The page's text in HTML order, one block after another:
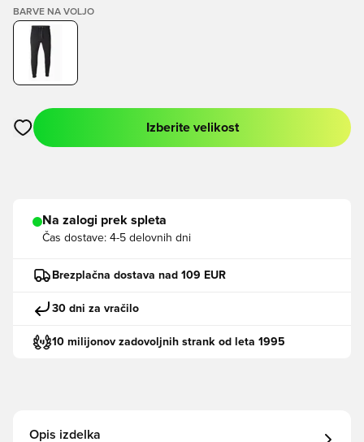
BARVE NA VOLJO
Odpre Modal za prijavo ali vpis kot član
Izberite velikost
Na zalogi prek spleta
Čas dostave: 4-5 delovnih dni
Brezplačna dostava nad 109 EUR
30 dni za vračilo
10 milijonov zadovoljnih strank od leta 1995
Opis izdelka